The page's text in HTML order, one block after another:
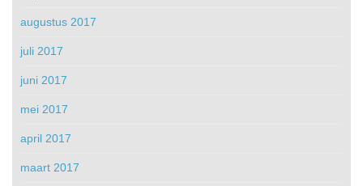
augustus 2017
juli 2017
juni 2017
mei 2017
april 2017
maart 2017